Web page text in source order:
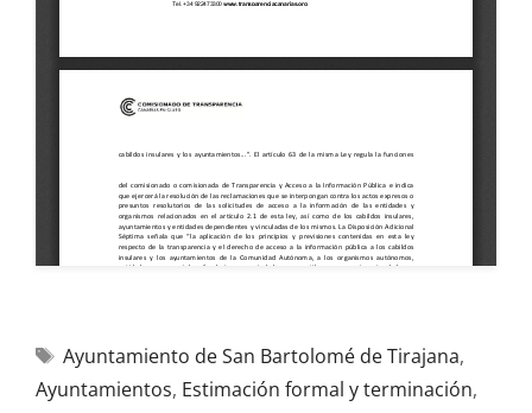
Ayuntamiento de San Bartolomé de Tirajana,
Ayuntamientos, Estimación formal y terminación,